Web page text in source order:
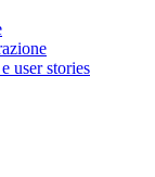
user stories